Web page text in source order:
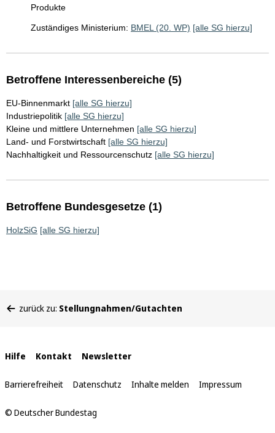
Produkte
Zuständiges Ministerium: BMEL (20. WP) [alle SG hierzu]
Betroffene Interessenbereiche (5)
EU-Binnenmarkt [alle SG hierzu]
Industriepolitik [alle SG hierzu]
Kleine und mittlere Unternehmen [alle SG hierzu]
Land- und Forstwirtschaft [alle SG hierzu]
Nachhaltigkeit und Ressourcenschutz [alle SG hierzu]
Betroffene Bundesgesetze (1)
HolzSiG [alle SG hierzu]
befinden
zurück zu: Stellungnahmen/Gutachten
Interne
Links
Hilfe Kontakt Newsletter
Barrierefreiheit Datenschutz Inhalte melden Impressum
© Deutscher Bundestag